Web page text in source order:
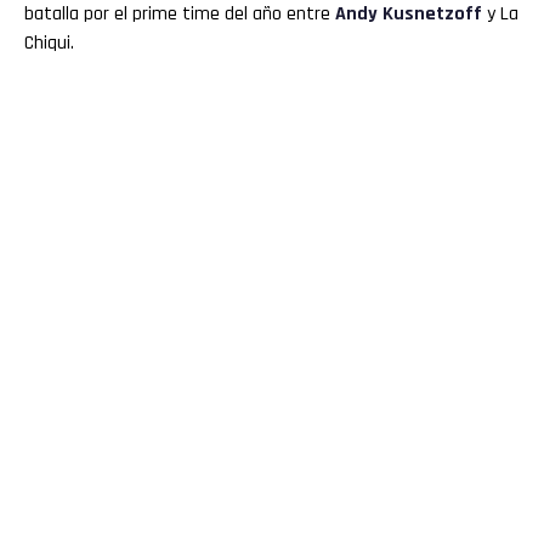
batalla por el prime time del año entre Andy Kusnetzoff y La
Chiqui.